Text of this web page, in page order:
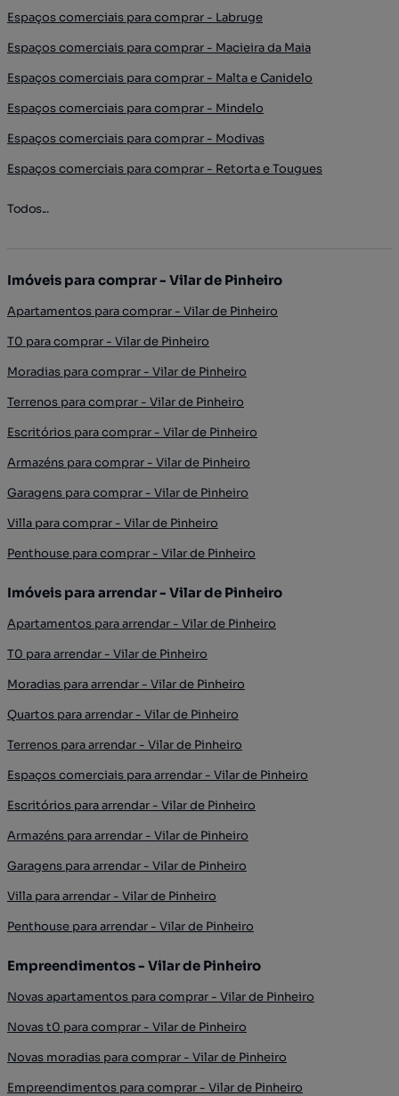
Espaços comerciais para comprar - Labruge
Espaços comerciais para comprar - Macieira da Maia
Espaços comerciais para comprar - Malta e Canidelo
Espaços comerciais para comprar - Mindelo
Espaços comerciais para comprar - Modivas
Espaços comerciais para comprar - Retorta e Tougues
Todos...
Imóveis para comprar - Vilar de Pinheiro
Apartamentos para comprar - Vilar de Pinheiro
T0 para comprar - Vilar de Pinheiro
Moradias para comprar - Vilar de Pinheiro
Terrenos para comprar - Vilar de Pinheiro
Escritórios para comprar - Vilar de Pinheiro
Armazéns para comprar - Vilar de Pinheiro
Garagens para comprar - Vilar de Pinheiro
Villa para comprar - Vilar de Pinheiro
Penthouse para comprar - Vilar de Pinheiro
Imóveis para arrendar - Vilar de Pinheiro
Apartamentos para arrendar - Vilar de Pinheiro
T0 para arrendar - Vilar de Pinheiro
Moradias para arrendar - Vilar de Pinheiro
Quartos para arrendar - Vilar de Pinheiro
Terrenos para arrendar - Vilar de Pinheiro
Espaços comerciais para arrendar - Vilar de Pinheiro
Escritórios para arrendar - Vilar de Pinheiro
Armazéns para arrendar - Vilar de Pinheiro
Garagens para arrendar - Vilar de Pinheiro
Villa para arrendar - Vilar de Pinheiro
Penthouse para arrendar - Vilar de Pinheiro
Empreendimentos - Vilar de Pinheiro
Novas apartamentos para comprar - Vilar de Pinheiro
Novas t0 para comprar - Vilar de Pinheiro
Novas moradias para comprar - Vilar de Pinheiro
Empreendimentos para comprar - Vilar de Pinheiro